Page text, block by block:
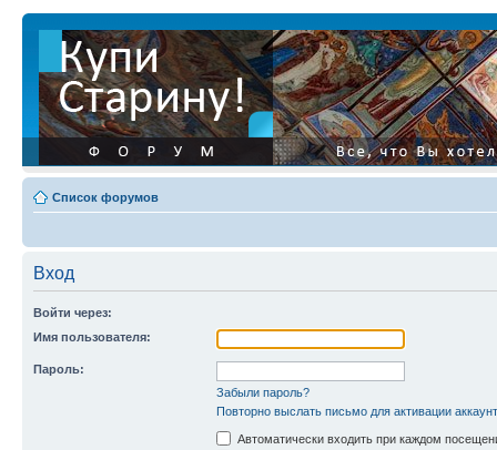
Список форумов
Вход
Войти через:
Имя пользователя:
Пароль:
Забыли пароль?
Повторно выслать письмо для активации
Автоматически входить при каждом